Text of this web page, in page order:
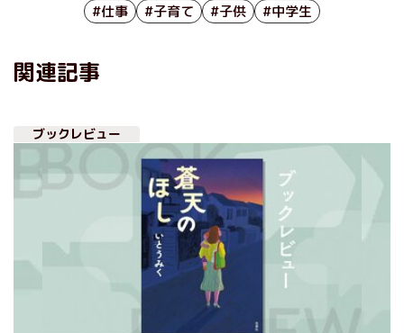
#仕事 #子育て #子供 #中学生
関連記事
ブックレビュー